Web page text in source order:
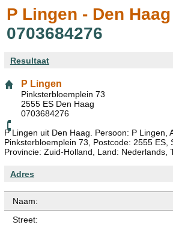
P Lingen - Den Haag
0703684276
Resultaat
P Lingen
Pinksterbloemplein 73
2555 ES Den Haag
0703684276
P Lingen uit Den Haag. Persoon: P Lingen,
Pinksterbloemplein 73, Postcode: 2555 ES,
Provincie: Zuid-Holland, Land: Nederlands,
Adres
Naam:
Street: